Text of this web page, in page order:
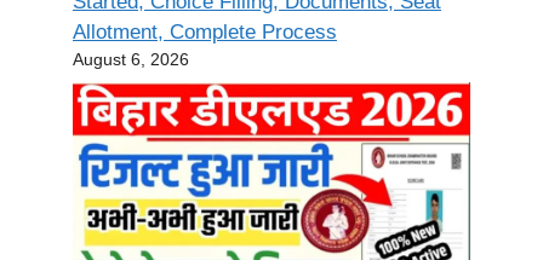
Allotment, Complete Process
August 6, 2026